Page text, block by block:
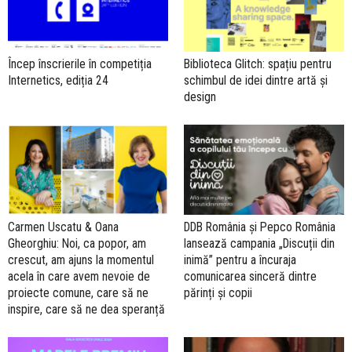
Încep înscrierile în competiția
Internetics, ediția 24
Biblioteca Glitch: spațiu pentru
schimbul de idei dintre artă și
design
Carmen Uscatu & Oana
Gheorghiu: Noi, ca popor, am
crescut, am ajuns la momentul
acela în care avem nevoie de
proiecte comune, care să ne
inspire, care să ne dea speranță
DDB România și Pepco România
lansează campania „Discuții din
inimă” pentru a încuraja
comunicarea sinceră dintre
părinți și copii